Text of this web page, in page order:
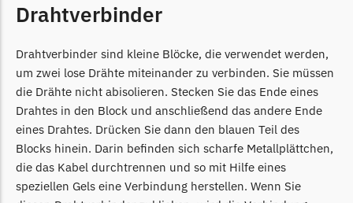
MTD
MTD Messer
Begrenzungsdraht
NAC
NAC Messer
Begrenzungsdraht
Orbex
Drahtverbinder
Drahtverbinder sind kleine Blöcke, die verwendet werden,
um zwei lose Drähte miteinander zu verbinden. Sie müssen
die Drähte nicht abisolieren. Stecken Sie das Ende eines
Drahtes in den Block und anschließend das andere Ende
eines Drahtes. Drücken Sie dann den blauen Teil des
Blocks hinein. Darin befinden sich scharfe Metallplättchen,
die das Kabel durchtrennen und so mit Hilfe eines
speziellen Gels eine Verbindung herstellen. Wenn Sie